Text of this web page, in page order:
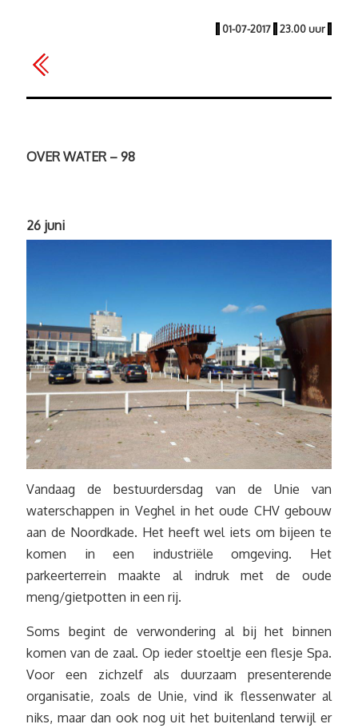
| 01-07-2017 | 23.00 uur |
OVER WATER – 98
26 juni
Vandaag de bestuurdersdag van de Unie van
waterschappen in Veghel in het oude CHV gebouw
aan de Noordkade. Het heeft wel iets om bijeen te
komen in een industriële omgeving. Het
parkeerterrein maakte al indruk met de oude
meng/gietpotten in een rij.
Soms begint de verwondering al bij het binnen
komen van de zaal. Op ieder stoeltje een flesje Spa.
Voor een zichzelf als duurzaam presenterende
organisatie, zoals de Unie, vind ik flessenwater al
niks, maar dan ook nog uit het buitenland terwijl er